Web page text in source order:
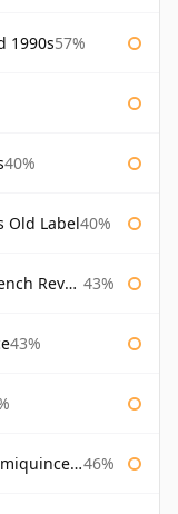
1990s57%
40%
Old Label40%
43%
43%
46%